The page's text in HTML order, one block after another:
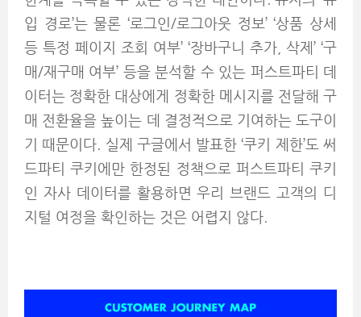
입 경로’는 물론 ‘로그인/로그아웃 정보’ ‘상품 상세
등 특정 페이지 조회 여부’ ‘장바구니 추가, 삭제’ ‘구
매/재구매 여부’ 등을 분석할 수 있는 퍼스트파티 데
이터는 정확한 대상에게 정확한 메시지를 전달해 구
매 전환율을 높이는 데 결정적으로 기여하는 도구이
기 때문이다. 실제 구글에서 발표한 ‘쿠키 제한’도 써
드파티 쿠키에만 한정된 정책으로 퍼스트파티 쿠키
인 자사 데이터를 활용하면 우리 브랜드 고객의 디
지털 여정을 확인하는 것은 어렵지 않다.